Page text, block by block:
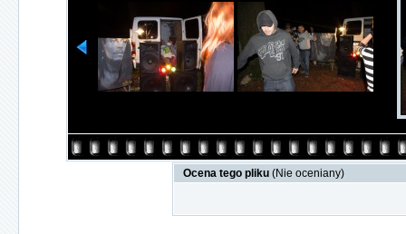
Ocena tego pliku (Nie oceniany)